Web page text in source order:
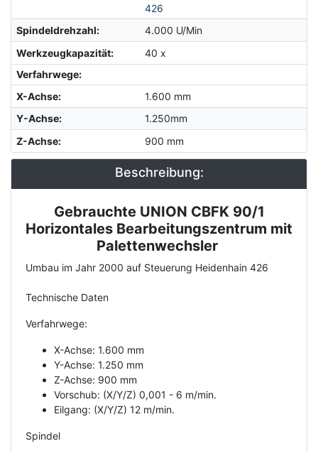
426
Spindeldrehzahl:
4.000 U/Min
Werkzeugkapazität:
40 x
Verfahrwege:
X-Achse:
1.600 mm
Y-Achse:
1.250mm
Z-Achse: 900 mm
Beschreibung:
Description
Gebrauchte UNION CBFK 90/1
Horizontales Bearbeitungszentrum mit
Palettenwechsler
Umbau im Jahr 2000 auf Steuerung Heidenhain 426
Technische Daten
Verfahrwege:
X-Achse: 1.600 mm
Y-Achse: 1.250 mm
Z-Achse: 900 mm
Vorschub: (X/Y/Z) 0,001 - 6 m/min.
Eilgang: (X/Y/Z) 12 m/min.
Spindel